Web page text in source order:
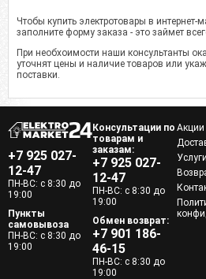
Чтобы купить электротовары в интернет-
заполните форму заказа - это займет
При необхоимости наши консультанты
уточнят цены и наличие товаров или
поставки.
+7 925 027-
12-47
ПН-ВС: с 8:30 до
19:00
Пункты
самовывоза
ПН-ВС: с 8:30 до
19:00
Консультации по
товарам и
заказам:
+7 925 027-
12-47
ПН-ВС: с 8:30 до
19:00
Обмен возврат:
+7 901 186-
46-15
ПН-ВС: с 8:30 до
19:00
Акции
Услуги